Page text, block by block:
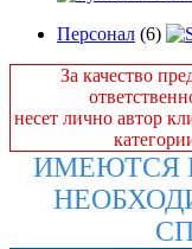
Персонал (6)
За качество
несет лично автор
ИМЕЮТСЯ